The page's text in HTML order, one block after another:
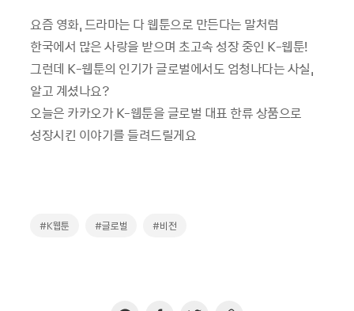
요즘 영화, 드라마는 다 웹툰으로 만든다는 말처럼
한국에서 많은 사랑을 받으며 초고속 성장 중인 K-웹툰!
그런데 K-웹툰의 인기가 글로벌에서도 엄청나다는 사실,
알고 계셨나요?
오늘은 카카오가 K-웹툰을 글로벌 대표 한류 상품으로
성장시킨 이야기를 들려드릴게요
#K웹툰 #글로벌 #비전